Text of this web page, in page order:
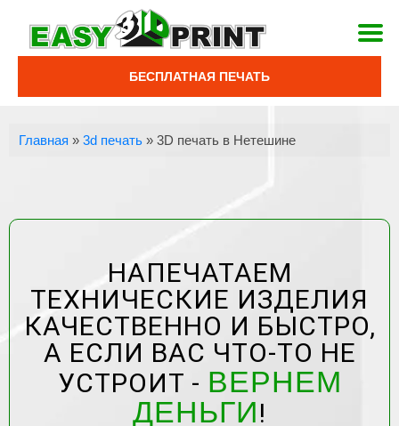
БЕСПЛАТНАЯ ПЕЧАТЬ
Главная »3d печать »3D печать в Нетешине
НАПЕЧАТАЕМ
ТЕХНИЧЕСКИЕ ИЗДЕЛИЯ
КАЧЕСТВЕННО И БЫСТРО,
А ЕСЛИ ВАС ЧТО-ТО НЕ
УСТРОИТ - ВЕРНЕМ
ДЕНЬГИ!